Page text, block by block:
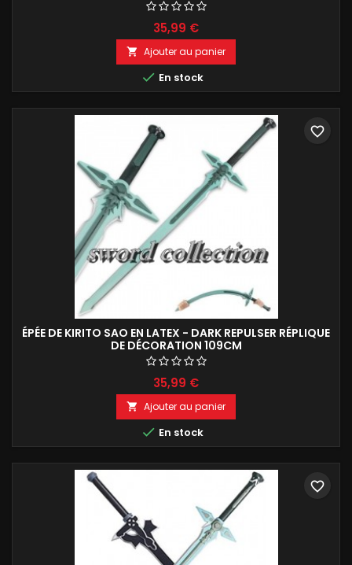
35,99 €
 Ajouter au panier
 En stock
ÉPÉE DE KIRITO SAO EN LATEX - DARK REPULSER RÉPLIQUE
DE DÉCORATION 109CM
35,99 €
 Ajouter au panier
 En stock
favorite_border
favorite_border